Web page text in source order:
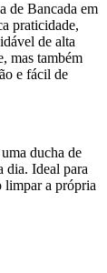
de Bancada em
praticidade,
de alta
mas também
e fácil de
ducha de
dia. Ideal para
limpar a própria